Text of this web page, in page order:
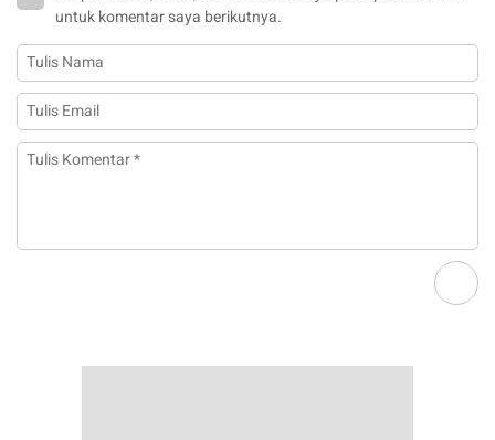
untuk komentar saya berikutnya.